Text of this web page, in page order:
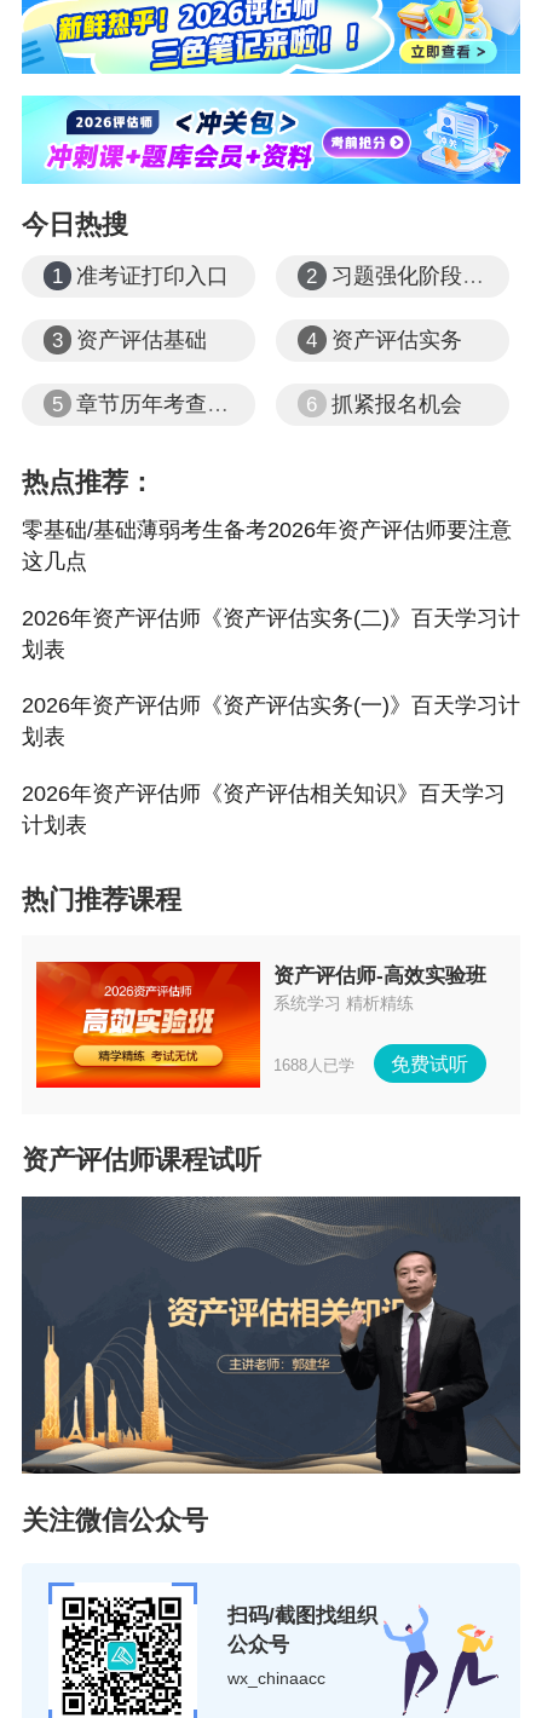
今日热搜
1 准考证打印入口 2 习题强化阶段课程
3 资产评估基础 4 资产评估实务
5 章节历年考查题型 6 抓紧报名机会
热点推荐：
零基础/基础薄弱考生备考2026年资产评估师要注意
这几点
2026年资产评估师《资产评估实务(二)》百天学习计
划表
2026年资产评估师《资产评估实务(一)》百天学习计
划表
2026年资产评估师《资产评估相关知识》百天学习
计划表
热门推荐课程
资产评估师-高效实验班
系统学习 精析精练
1688人已学 免费试听
资产评估师课程试听
关注微信公众号
扫码/截图找组织
公众号
wx_chinaacc